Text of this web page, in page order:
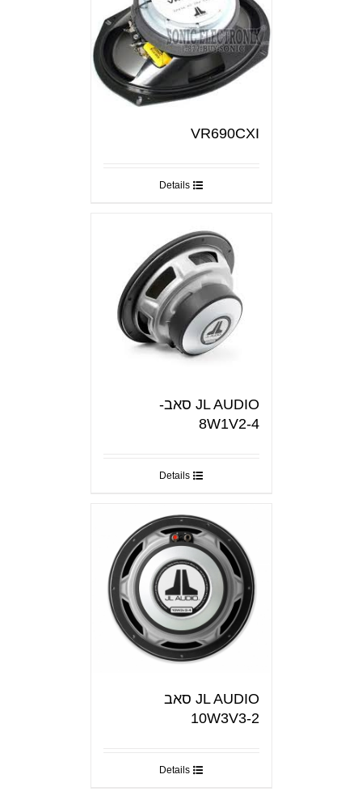
VR690CXI
Details
JL AUDIO סאב-
8W1V2-4
Details
JL AUDIO סאב
10W3V3-2
Details